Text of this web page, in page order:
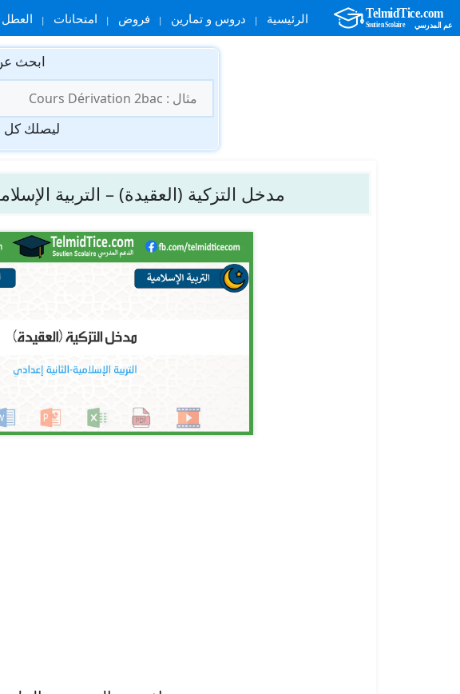
الرئيسية دروس و تمارين فروض امتحانات العطل
ابحث
عن:
ليصلك كل
مدخل التزكية (العقيدة) – التربية